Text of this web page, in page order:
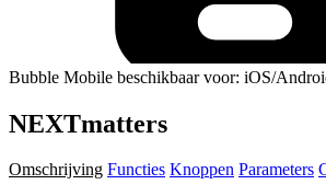
Bubble Mobile beschikbaar voor: iOS/
NEXTmatters
Omschrijving Functies Knoppen Parameters